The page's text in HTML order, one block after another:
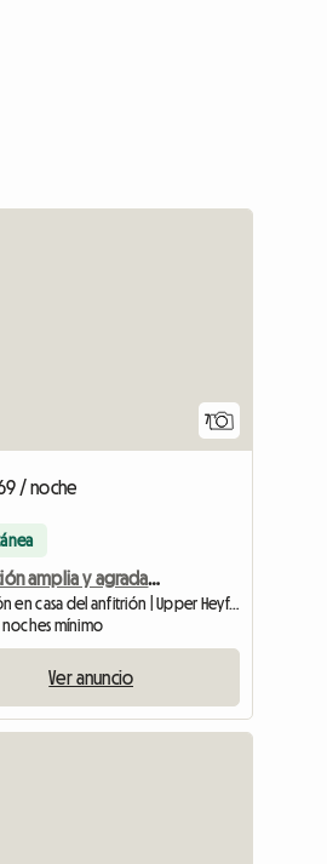
7
/ noche
Habitación amplia y agradable en casa compartida para una persona.
Habitación en casa del anfitrión | Upper Heyford (OX25 5TN) | 144 M2
noches mínimo
Ver anuncio